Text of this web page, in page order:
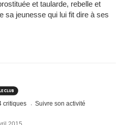
et taularde, rebelle et
sa jeunesse qui lui fit dire à ses
critiques Suivre son activité